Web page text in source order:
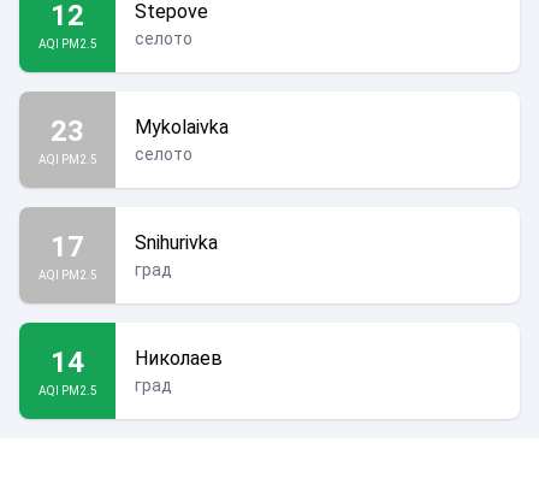
12
AQI PM2.5
Stepove
селото
23
AQI PM2.5
Mykolaivka
селото
17
AQI PM2.5
Snihurivka
град
14
AQI PM2.5
Николаев
град